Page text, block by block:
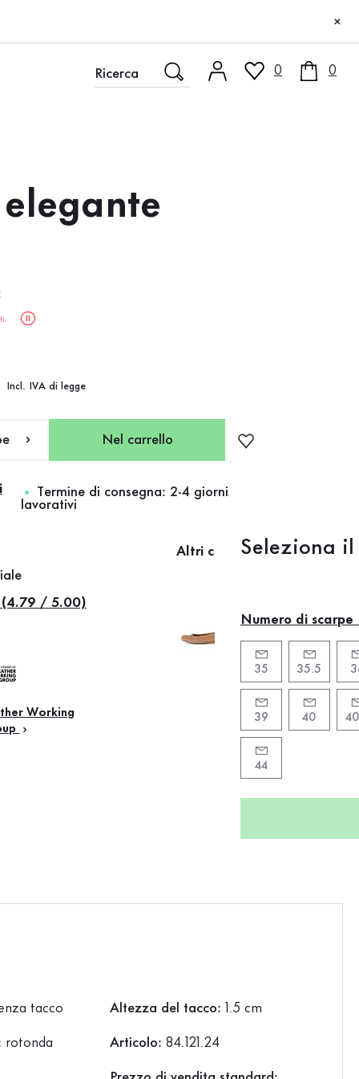
×
0 0
Incl. IVA di legge
Nel carrello
Termine di consegna: 2-4 giorni
lavorativi
Altri coloriSeleziona il
Numero di scarpe
35 35.5
39 40
44
(4.79 / 5.00)
Working
tacco Altezza del tacco: 1.5 cm
rotonda Articolo: 84.121.24